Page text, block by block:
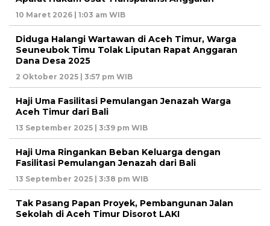
10 Maret 2026 | 1:03 am WIB
Diduga Halangi Wartawan di Aceh Timur, Warga
Seuneubok Timu Tolak Liputan Rapat Anggaran
Dana Desa 2025
2 Oktober 2025 | 3:57 pm WIB
Haji Uma Fasilitasi Pemulangan Jenazah Warga
Aceh Timur dari Bali
13 September 2025 | 3:39 pm WIB
Haji Uma Ringankan Beban Keluarga dengan
Fasilitasi Pemulangan Jenazah dari Bali
13 September 2025 | 3:38 pm WIB
Tak Pasang Papan Proyek, Pembangunan Jalan
Sekolah di Aceh Timur Disorot LAKI